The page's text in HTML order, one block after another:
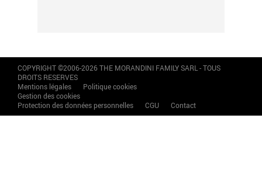
COPYRIGHT ©2006-2026 THE MORANDINI FAMILY SARL - TOUS
DROITS RESERVES
Mentions légales
Politique cookies
Gestion des cookies
Protection des données personnelles
CGU Contact